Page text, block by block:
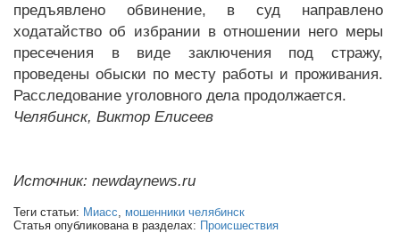
предъявлено обвинение, в суд направлено
ходатайство об избрании в отношении него меры
пресечения в виде заключения под стражу,
проведены обыски по месту работы и проживания.
Расследование уголовного дела продолжается.
Челябинск, Виктор Елисеев
Источник: newdaynews.ru
Теги статьи: Миасс
мошенники челябинск
Статья опубликована в разделах: Происшествия